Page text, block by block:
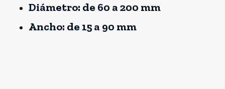
Diámetro: de 60 a 200 mm
Ancho: de 15 a 90 mm